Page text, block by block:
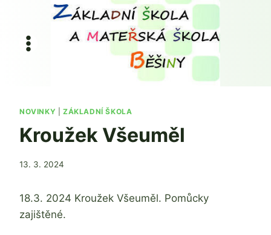
obsah
NOVINKY ZÁKLADNÍ ŠKOLA
Kroužek Všeuměl
Od
Žatková
13. 3. 2024
18.3. 2024 Kroužek Všeuměl. Pomůcky
zajištěné.